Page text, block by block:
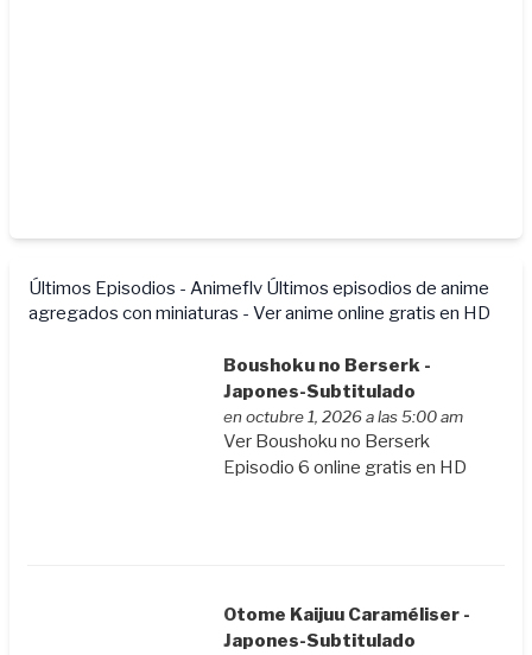
Últimos Episodios - Animeflv Últimos episodios de anime
agregados con miniaturas - Ver anime online gratis en HD
Boushoku no Berserk -
Japones-Subtitulado
en octubre 1, 2026 a las 5:00 am
Ver Boushoku no Berserk
Episodio 6 online gratis en HD
Otome Kaijuu Caraméliser -
Japones-Subtitulado